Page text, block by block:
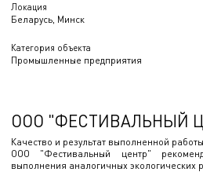
Локация
Беларусь, Минск
Категория объекта
Промышленные предприятия
ООО "ФЕСТИВАЛЬНЫЙ
Качество и результат выполненной
ООО "Фестивальный центр"
выполнения аналогичных экологических